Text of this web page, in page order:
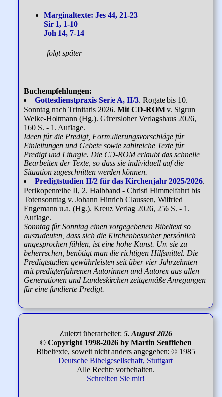
Marginaltexte: Jes 44, 21-23
Sir 1, 1-10
Joh 14, 7-14
folgt später
Buchempfehlungen:
Gottesdienstpraxis Serie A, II/3. Rogate bis 10.
Sonntag nach Trinitatis 2026. Mit CD-ROM v. Sigrun
Welke-Holtmann (Hg.). Gütersloher Verlagshaus 2026,
160 S. - 1. Auflage.
Ideen für die Predigt, Formulierungsvorschläge für
Einleitungen und Gebete sowie zahlreiche Texte für
Predigt und Liturgie. Die CD-ROM erlaubt das schnelle
Bearbeiten der Texte, so dass sie individuell auf die
Situation zugeschnitten werden können.
Predigtstudien II/2 für das Kirchenjahr 2025/2026.
Perikopenreihe II, 2. Halbband - Christi Himmelfahrt bis
Totensonntag v. Johann Hinrich Claussen, Wilfried
Engemann u.a. (Hg.). Kreuz Verlag 2026, 256 S. - 1.
Auflage.
Sonntag für Sonntag einen vorgegebenen Bibeltext so
auszudeuten, dass sich die Kirchenbesucher persönlich
angesprochen fühlen, ist eine hohe Kunst. Um sie zu
beherrschen, benötigt man die richtigen Hilfsmittel. Die
Predigtstudien gewährleisten seit über vier Jahrzehnten
mit predigterfahrenen Autorinnen und Autoren aus allen
Generationen und Landeskirchen zeitgemäße Anregungen
für eine fundierte Predigt.
Zuletzt überarbeitet: 5. August 2026
© Copyright 1998-2026 by Martin Senftleben
Bibeltexte, soweit nicht anders angegeben: © 1985
Deutsche Bibelgesellschaft, Stuttgart
Alle Rechte vorbehalten.
Schreiben Sie mir!